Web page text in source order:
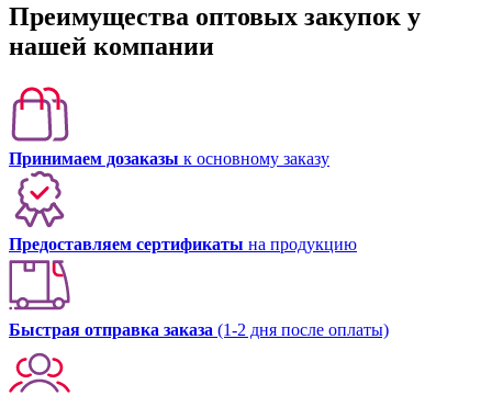
Преимущества оптовых закупок у
нашей компании
Принимаем дозаказы к основному заказу
Предоставляем сертификаты на продукцию
Быстрая отправка заказа (1-2 дня после оплаты)